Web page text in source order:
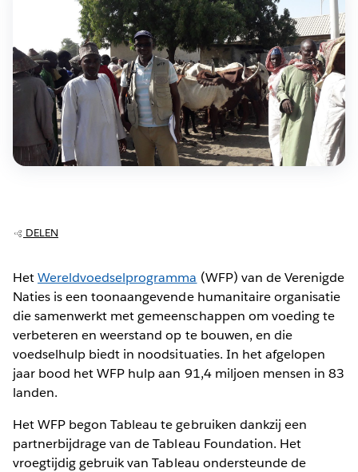
DELEN
HetWereldvoedselprogramma (WFP) van de Verenigde
Naties is een toonaangevende humanitaire organisatie
die samenwerkt met gemeenschappen om voeding te
verbeteren en weerstand op te bouwen, en die
voedselhulp biedt in noodsituaties. In het afgelopen
jaar bood het WFP hulp aan 91,4 miljoen mensen in 83
landen.
Het WFP begon Tableau te gebruiken dankzij een
partnerbijdrage van de Tableau Foundation. Het
vroegtijdig gebruik van Tableau ondersteunde de